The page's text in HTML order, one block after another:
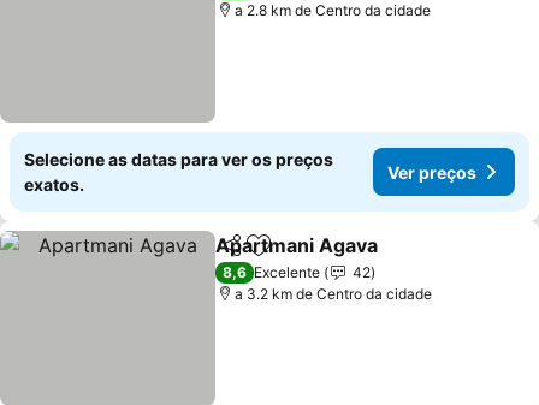
a 2.8 km de Centro da cidade
Selecione as datas para ver os preços
exatos.
Ver preços
PartilharAdicionar aos favoritos
Apartmani Agava
8,6 Excelente
42
a 3.2 km de Centro da cidade